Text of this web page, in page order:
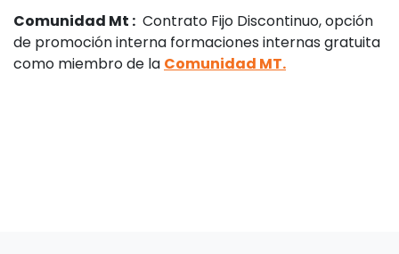
Comunidad Mt : Contrato Fijo Discontinuo, opción
de promoción interna formaciones internas gratuita
como miembro de la Comunidad MT.